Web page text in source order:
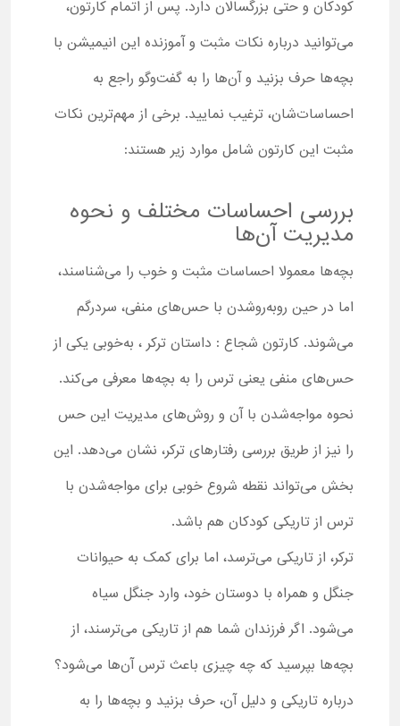
کودکان و حتی بزرگسالان دارد. پس از اتمام کارتون،
می‌توانید درباره نکات مثبت و آموزنده این انیمیشن با
بچه‌ها حرف بزنید و آن‌ها را به گفت‌وگو راجع به
احساسات‌شان، ترغیب نمایید. برخی از مهم‌ترین نکات
مثبت این کارتون شامل موارد زیر هستند:
بررسی احساسات مختلف و نحوه
مدیریت آن‌ها
بچه‌ها معمولا احساسات مثبت و خوب را می‌شناسند،
اما در حین روبه‌روشدن با حس‌های منفی، سردرگم
می‌شوند. کارتون شجاع : داستان ترکر ، به‌خوبی یکی از
حس‌های منفی یعنی ترس را به بچه‌ها معرفی می‌کند.
نحوه مواجه‌شدن با آن و روش‌های مدیریت این حس
را نیز از طریق بررسی رفتارهای ترکر، نشان می‌دهد. این
بخش می‌تواند نقطه شروع خوبی برای مواجه‌شدن با
ترس از تاریکی کودکان هم باشد.
ترکر، از تاریکی می‌ترسد، اما برای کمک به حیوانات
جنگل و همراه با دوستان خود، وارد جنگل سیاه
می‌شود. اگر فرزندان شما هم از تاریکی می‌ترسند، از
بچه‌ها بپرسید که چه چیزی باعث ترس آن‌ها می‌شود؟
درباره تاریکی و دلیل آن، حرف بزنید و بچه‌ها را به